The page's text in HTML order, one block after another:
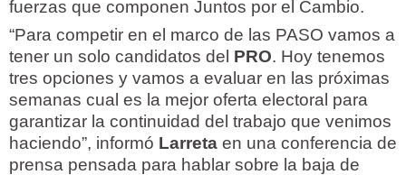
fuerzas que componen Juntos por el Cambio.
“Para competir en el marco de las PASO vamos a
tener un solo candidatos del PRO. Hoy tenemos
tres opciones y vamos a evaluar en las próximas
semanas cual es la mejor oferta electoral para
garantizar la continuidad del trabajo que venimos
haciendo”, informó Larreta en una conferencia de
prensa pensada para hablar sobre la baja de